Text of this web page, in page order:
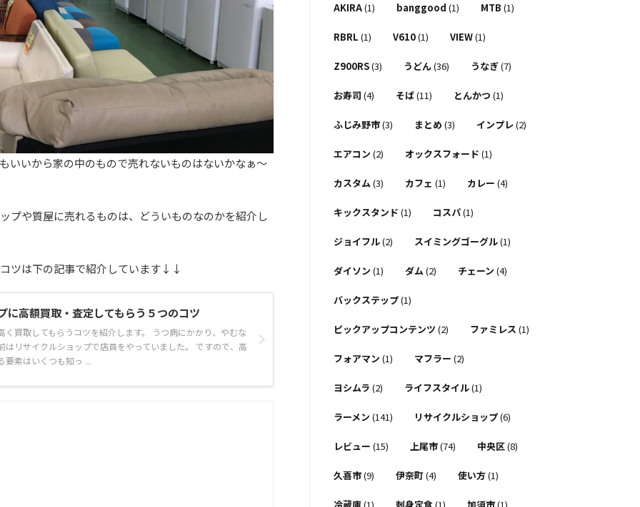
いいから家の中のもので売れないものはないかなぁ〜
プや質屋に売れるものは、どういものなのかを紹介し
ツは下の記事で紹介しています↓↓
に高額買取・査定してもらう５つのコツ
く買取してもらうコツを紹介します。 うつ病にかかり、やむな
はリサイクルショップで店員をやっていました。 ですので、高
要素はいくつも知っ ...
AKIRA(1) banggood (1) MTB (1)
RBRL (1) V610(1) VIEW(1)
Z900RS(3) うどん(36) うなぎ(7)
お寿司 (4) そば(11) とんかつ (1)
ふじみ野市(3) まとめ (3) インプレ(2)
エアコン (2) オックスフォード (1)
カスタム(3) カフェ (1) カレー (4)
キックスタンド (1) コスパ(1)
ジョイフル(2) スイミングゴーグル(1)
ダイソン (1) ダム(2) チェーン (4)
バックステップ(1)
ピックアップコンテンツ (2) ファミレス (1)
フォアマン (1) マフラー (2)
ヨシムラ (2) ライフスタイル(1)
ラーメン (141) リサイクルショップ(6)
レビュー (15) 上尾市(74) 中央区(8)
久喜市(9) 伊奈町(4) 使い方(1)